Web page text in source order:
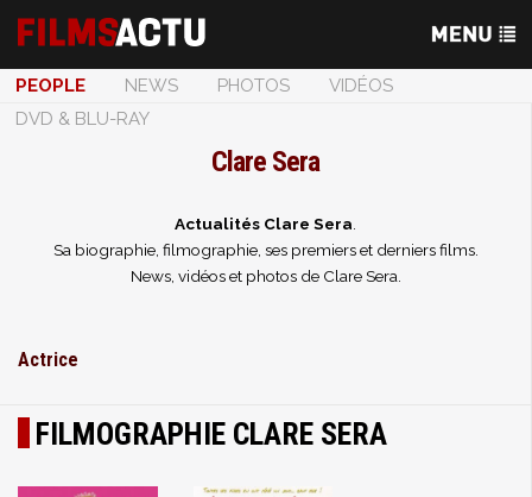
PEOPLE NEWS PHOTOS
VIDÉOS
DVD & BLU-RAY
Clare Sera
Actualités Clare Sera
Sa biographie, filmographie, ses premiers et derniers films.
News, vidéos et photos de Clare Sera.
Actrice
FILMOGRAPHIE CLARE SERA